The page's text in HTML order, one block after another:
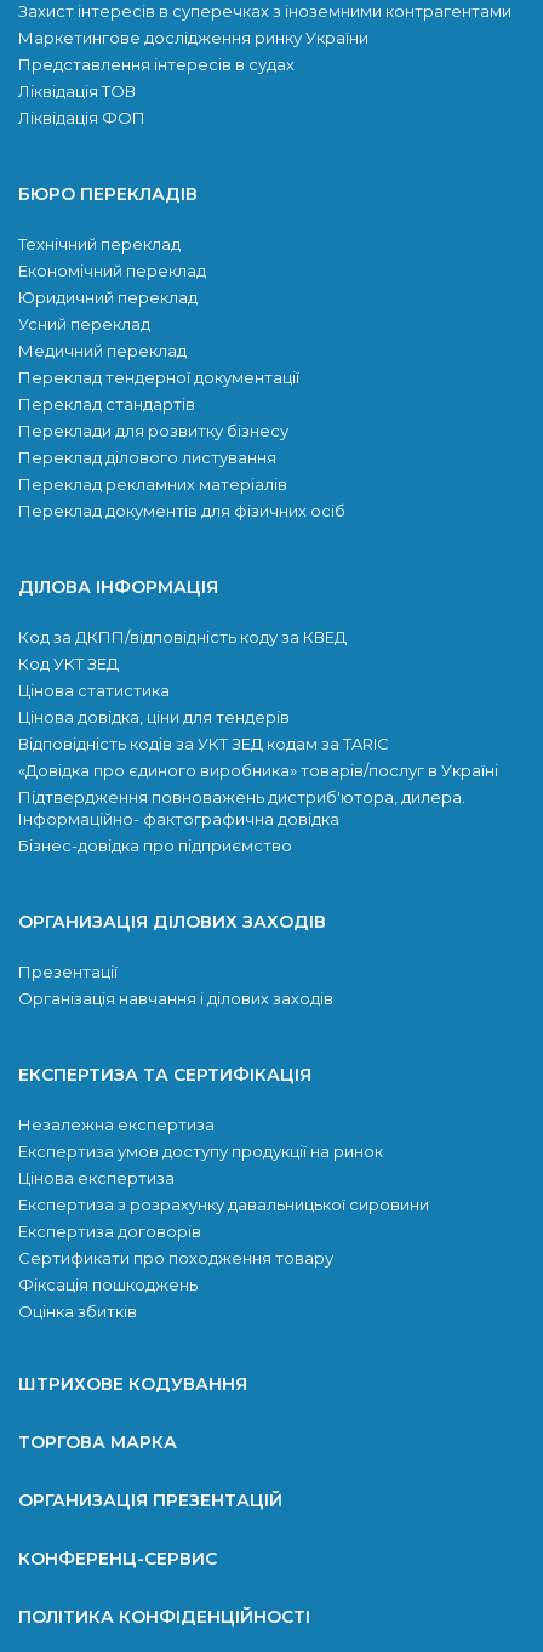
Захист інтересів в суперечках з іноземними контрагентами
Маркетингове дослідження ринку України
Представлення інтересів в судах
Ліквідація ТОВ
Ліквідація ФОП
БЮРО ПЕРЕКЛАДІВ
Технічний переклад
Економічний переклад
Юридичний переклад
Усний переклад
Медичний переклад
Переклад тендерної документації
Переклад стандартів
Переклади для розвитку бiзнесу
Переклад ділового листування
Переклад рекламних матеріалів
Переклад документів для фізичних осіб
ДІЛОВА ІНФОРМАЦІЯ
Код за ДКПП/відповідність коду за КВЕД
Код УКТ ЗЕД
Цінова статистика
Цінова довідка, ціни для тендерів
Відповідність кодів за УКТ ЗЕД кодам за TARIC
«Довідка про єдиного виробника» товарів/послуг в Україні
Підтвердження повноважень дистриб'ютора, дилера.
Інформаційно- фактографична довідка
Бізнес-довідка про підприємство
ОРГАНИЗАЦІЯ ДІЛОВИХ ЗАХОДІВ
Презентації
Організація навчання і ділових заходів
ЕКСПЕРТИЗА ТА СЕРТИФІКАЦІЯ
Незалежна експертиза
Експертиза умов доступу продукції на ринок
Цінова експертиза
Експертиза з розрахунку давальницької сировини
Експертиза договорів
Сертификати про походження товару
Фіксація пошкоджень
Оцінка збитків
ШТРИХОВЕ КОДУВАННЯ
ТОРГОВА МАРКА
ОРГАНИЗАЦІЯ ПРЕЗЕНТАЦІЙ
КОНФЕРЕНЦ-СЕРВИС
ПОЛІТИКА КОНФІДЕНЦІЙНОСТІ